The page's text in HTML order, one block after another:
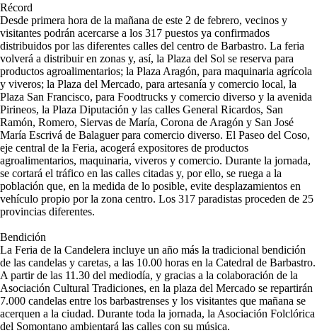
Récord
Desde primera hora de la mañana de este 2 de febrero, vecinos y
visitantes podrán acercarse a los 317 puestos ya confirmados
distribuidos por las diferentes calles del centro de Barbastro. La feria
volverá a distribuir en zonas y, así, la Plaza del Sol se reserva para
productos agroalimentarios; la Plaza Aragón, para maquinaria agrícola
y viveros; la Plaza del Mercado, para artesanía y comercio local, la
Plaza San Francisco, para Foodtrucks y comercio diverso y la avenida
Pirineos, la Plaza Diputación y las calles General Ricardos, San
Ramón, Romero, Siervas de María, Corona de Aragón y San José
María Escrivá de Balaguer para comercio diverso. El Paseo del Coso,
eje central de la Feria, acogerá expositores de productos
agroalimentarios, maquinaria, viveros y comercio. Durante la jornada,
se cortará el tráfico en las calles citadas y, por ello, se ruega a la
población que, en la medida de lo posible, evite desplazamientos en
vehículo propio por la zona centro. Los 317 paradistas proceden de 25
provincias diferentes.
Bendición
La Feria de la Candelera incluye un año más la tradicional bendición
de las candelas y caretas, a las 10.00 horas en la Catedral de Barbastro.
A partir de las 11.30 del mediodía, y gracias a la colaboración de la
Asociación Cultural Tradiciones, en la plaza del Mercado se repartirán
7.000 candelas entre los barbastrenses y los visitantes que mañana se
acerquen a la ciudad. Durante toda la jornada, la Asociación Folclórica
del Somontano ambientará las calles con su música.